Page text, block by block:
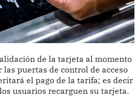
de la tarjeta al momento
puertas de control de acceso
el pago de la tarifa; es decir
usuarios recarguen su tarjeta.